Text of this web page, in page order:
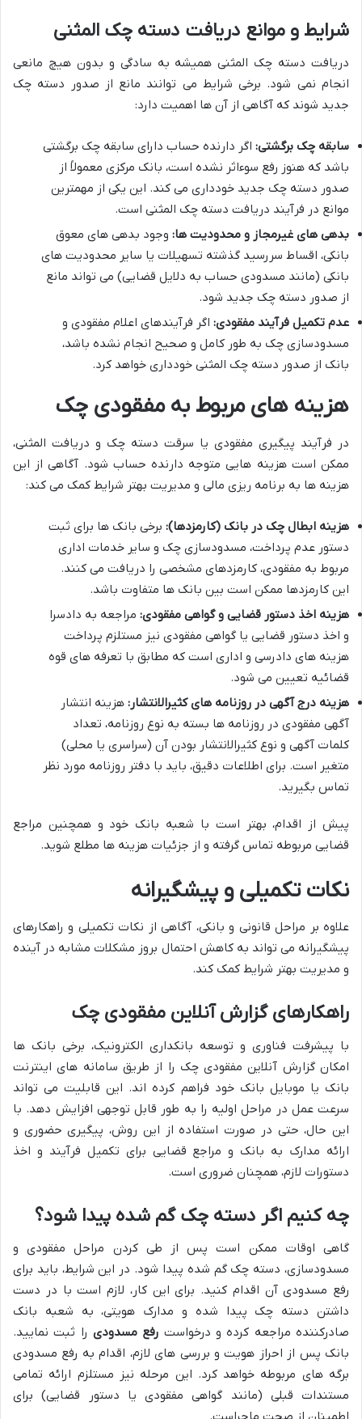
شرایط و موانع دریافت دسته چک المثنی
دریافت دسته چک المثنی همیشه به سادگی و بدون هیچ مانعی
انجام نمی شود. برخی شرایط می توانند مانع از صدور دسته چک
جدید شوند که آگاهی از آن ها اهمیت دارد:
سابقه چک برگشتی: اگر دارنده حساب دارای سابقه چک برگشتی
باشد که هنوز رفع سوءاثر نشده است، بانک مرکزی معمولاً از
صدور دسته چک جدید خودداری می کند. این یکی از مهمترین
موانع در فرآیند دریافت دسته چک المثنی است.
بدهی های غیرمجاز و محدودیت ها: وجود بدهی های معوق
بانکی، اقساط سررسید گذشته تسهیلات یا سایر محدودیت های
بانکی (مانند مسدودی حساب به دلایل قضایی) می تواند مانع
از صدور دسته چک جدید شود.
عدم تکمیل فرآیند مفقودی: اگر فرآیندهای اعلام مفقودی و
مسدودسازی چک به طور کامل و صحیح انجام نشده باشد،
بانک از صدور دسته چک المثنی خودداری خواهد کرد.
هزینه های مربوط به مفقودی چک
در فرآیند پیگیری مفقودی یا سرقت دسته چک و دریافت المثنی،
ممکن است هزینه هایی متوجه دارنده حساب شود. آگاهی از این
هزینه ها به برنامه ریزی مالی و مدیریت بهتر شرایط کمک می کند:
هزینه ابطال چک در بانک (کارمزدها): برخی بانک ها برای ثبت
دستور عدم پرداخت، مسدودسازی چک و سایر خدمات اداری
مربوط به مفقودی، کارمزدهای مشخصی را دریافت می کنند.
این کارمزدها ممکن است بین بانک ها متفاوت باشد.
هزینه اخذ دستور قضایی و گواهی مفقودی: مراجعه به دادسرا
و اخذ دستور قضایی یا گواهی مفقودی نیز مستلزم پرداخت
هزینه های دادرسی و اداری است که مطابق با تعرفه های قوه
قضائیه تعیین می شود.
هزینه درج آگهی در روزنامه های کثیرالانتشار: هزینه انتشار
آگهی مفقودی در روزنامه ها بسته به نوع روزنامه، تعداد
کلمات آگهی و نوع کثیرالانتشار بودن آن (سراسری یا محلی)
متغیر است. برای اطلاعات دقیق، باید با دفتر روزنامه مورد نظر
تماس بگیرید.
پیش از اقدام، بهتر است با شعبه بانک خود و همچنین مراجع
قضایی مربوطه تماس گرفته و از جزئیات هزینه ها مطلع شوید.
نکات تکمیلی و پیشگیرانه
علاوه بر مراحل قانونی و بانکی، آگاهی از نکات تکمیلی و راهکارهای
پیشگیرانه می تواند به کاهش احتمال بروز مشکلات مشابه در آینده
و مدیریت بهتر شرایط کمک کند.
راهکارهای گزارش آنلاین مفقودی چک
با پیشرفت فناوری و توسعه بانکداری الکترونیک، برخی بانک ها
امکان گزارش آنلاین مفقودی چک را از طریق سامانه های اینترنت
بانک یا موبایل بانک خود فراهم کرده اند. این قابلیت می تواند
سرعت عمل در مراحل اولیه را به طور قابل توجهی افزایش دهد. با
این حال، حتی در صورت استفاده از این روش، پیگیری حضوری و
ارائه مدارک به بانک و مراجع قضایی برای تکمیل فرآیند و اخذ
دستورات لازم، همچنان ضروری است.
چه کنیم اگر دسته چک گم شده پیدا شود؟
گاهی اوقات ممکن است پس از طی کردن مراحل مفقودی و
مسدودسازی، دسته چک گم شده پیدا شود. در این شرایط، باید برای
رفع مسدودی آن اقدام کنید. برای این کار، لازم است با در دست
داشتن دسته چک پیدا شده و مدارک هویتی، به شعبه بانک
صادرکننده مراجعه کرده و درخواست رفع مسدودی را ثبت نمایید.
بانک پس از احراز هویت و بررسی های لازم، اقدام به رفع مسدودی
برگه های مربوطه خواهد کرد. این مرحله نیز مستلزم ارائه تمامی
مستندات قبلی (مانند گواهی مفقودی یا دستور قضایی) برای